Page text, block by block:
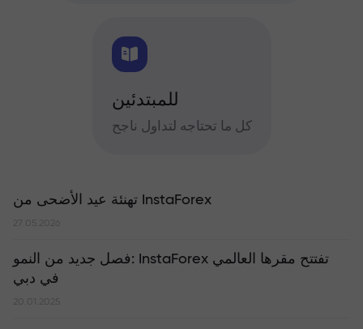
للمبتدئين
كل ما تحتاجه لتداول ناجح
تهنئة عيد الأضحى من InstaForex
27.05.2026
​فصل جديد من النمو: InstaForex تفتتح مقرها العالمي
في دبي
20.01.2025